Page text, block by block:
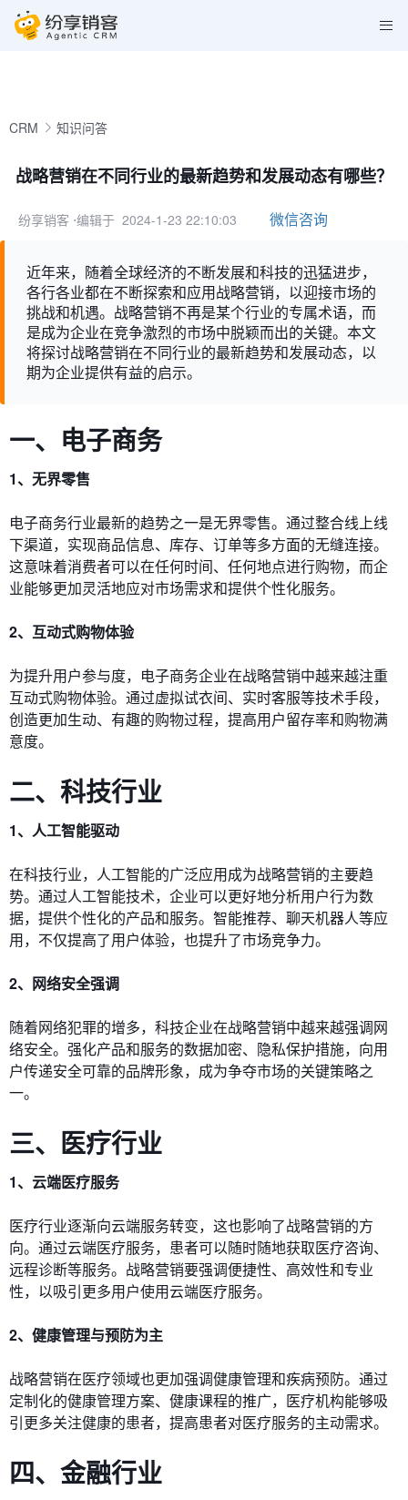
CRM 知识问答
战略营销在不同行业的最新趋势和发展动态有哪些？
纷享销客 ⋅编辑于 2024-1-23 22:10:03 微信咨询
近年来，随着全球经济的不断发展和科技的迅猛进步，
各行各业都在不断探索和应用战略营销，以迎接市场的
挑战和机遇。战略营销不再是某个行业的专属术语，而
是成为企业在竞争激烈的市场中脱颖而出的关键。本文
将探讨战略营销在不同行业的最新趋势和发展动态，以
期为企业提供有益的启示。
一、电子商务
1、无界零售
电子商务行业最新的趋势之一是无界零售。通过整合线上线
下渠道，实现商品信息、库存、订单等多方面的无缝连接。
这意味着消费者可以在任何时间、任何地点进行购物，而企
业能够更加灵活地应对市场需求和提供个性化服务。
2、互动式购物体验
为提升用户参与度，电子商务企业在战略营销中越来越注重
互动式购物体验。通过虚拟试衣间、实时客服等技术手段，
创造更加生动、有趣的购物过程，提高用户留存率和购物满
意度。
二、科技行业
1、人工智能驱动
在科技行业，人工智能的广泛应用成为战略营销的主要趋
势。通过人工智能技术，企业可以更好地分析用户行为数
据，提供个性化的产品和服务。智能推荐、聊天机器人等应
用，不仅提高了用户体验，也提升了市场竞争力。
2、网络安全强调
随着网络犯罪的增多，科技企业在战略营销中越来越强调网
络安全。强化产品和服务的数据加密、隐私保护措施，向用
户传递安全可靠的品牌形象，成为争夺市场的关键策略之
一。
三、医疗行业
1、云端医疗服务
医疗行业逐渐向云端服务转变，这也影响了战略营销的方
向。通过云端医疗服务，患者可以随时随地获取医疗咨询、
远程诊断等服务。战略营销要强调便捷性、高效性和专业
性，以吸引更多用户使用云端医疗服务。
2、健康管理与预防为主
战略营销在医疗领域也更加强调健康管理和疾病预防。通过
定制化的健康管理方案、健康课程的推广，医疗机构能够吸
引更多关注健康的患者，提高患者对医疗服务的主动需求。
四、金融行业